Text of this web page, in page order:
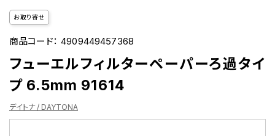
お取り寄せ
商品コード：4909449457368
フューエルフィルターペーパーろ過タイ
プ 6.5mm 91614
デイトナ / DAYTONA